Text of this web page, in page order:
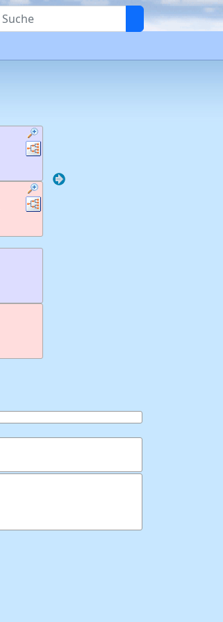
Suche
Verknüpfungen
Verknüpfungen
Verknüpfungen
Verknüpfungen